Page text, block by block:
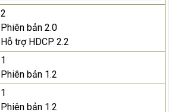
2
Phiên bản 2.0
Hỗ trợ HDCP 2.2
1
Phiên bản 1.2
1
Phiên bản 1.2